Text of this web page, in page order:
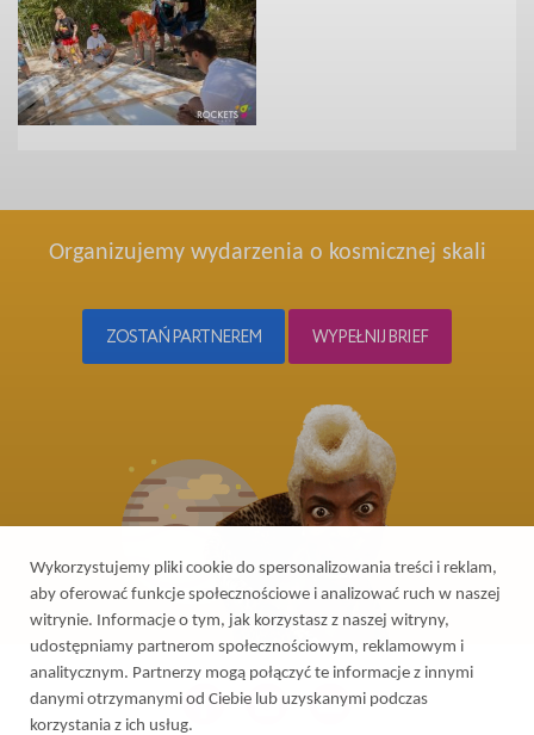
Organizujemy wydarzenia o kosmicznej skali
ZOSTAŃ PARTNEREM WYPEŁNIJ BRIEF
Wykorzystujemy pliki cookie do spersonalizowania treści i reklam,
aby oferować funkcje społecznościowe i analizować ruch w naszej
witrynie. Informacje o tym, jak korzystasz z naszej witryny,
udostępniamy partnerom społecznościowym, reklamowym i
analitycznym. Partnerzy mogą połączyć te informacje z innymi
danymi otrzymanymi od Ciebie lub uzyskanymi podczas
korzystania z ich usług.